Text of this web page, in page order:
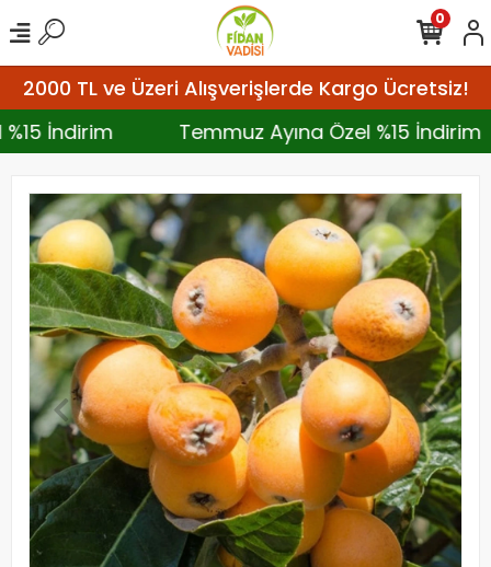
2000 TL ve Üzeri Alışverişlerde Kargo Ücretsiz!
%15 İndirim
Temmuz Ayına Özel %15
0